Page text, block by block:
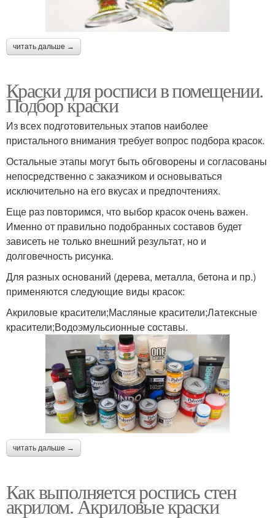
читать дальше →
Краски для росписи в помещении.
Подбор краски
Из всех подготовительных этапов наиболее
пристального внимания требует вопрос подбора красок.
Остальные этапы могут быть обговорены и согласованы
непосредственно с заказчиком и основываться
исключительно на его вкусах и предпочтениях.
Еще раз повторимся, что выбор красок очень важен.
Именно от правильно подобранных составов будет
зависеть не только внешний результат, но и
долговечность рисунка.
Для разных оснований (дерева, металла, бетона и пр.)
применяются следующие виды красок:
Акриловые красители;Масляные красители;Латексные
красители;Водоэмульсионные составы.
читать дальше →
Как выполняется роспись стен
акрилом. Акриловые краски